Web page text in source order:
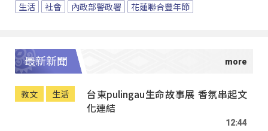
生活 社會 內政部警政署 花蓮聯合豐年節
最新新聞
教文 生活
台東pulingau生命故事展 香氛串起文
化連結
12:44